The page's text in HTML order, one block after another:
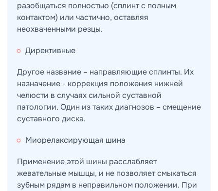
разобщаться полностью (сплинт с полным
контактом) или частично, оставляя
неохваченными резцы.
Директивные
Другое название – направляющие сплинты. Их
назначение - коррекция положения нижней
челюсти в случаях сильной суставной
патологии. Один из таких диагнозов – смещение
суставного диска.
Миорелаксирующая шина
Применение этой шины расслабляет
жевательные мышцы, и не позволяет смыкаться
зубным рядам в неправильном положении. При